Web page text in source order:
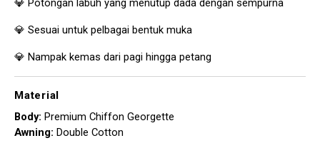
💎 Potongan labuh yang menutup dada dengan sempurna
💎 Sesuai untuk pelbagai bentuk muka
💎 Nampak kemas dari pagi hingga petang
Material
Body: Premium Chiffon Georgette
Awning: Double Cotton